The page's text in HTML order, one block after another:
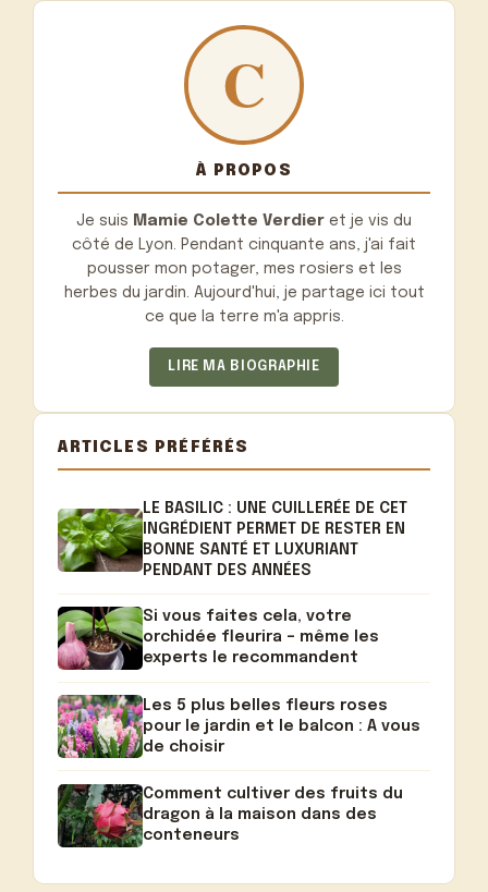
À PROPOS
Je suis Mamie Colette Verdier et je vis du
côté de Lyon. Pendant cinquante ans, j'ai fait
pousser mon potager, mes rosiers et les
herbes du jardin. Aujourd'hui, je partage ici tout
ce que la terre m'a appris.
LIRE MA BIOGRAPHIE
ARTICLES PRÉFÉRÉS
LE BASILIC : UNE CUILLERÉE DE CET
INGRÉDIENT PERMET DE RESTER EN
BONNE SANTÉ ET LUXURIANT
PENDANT DES ANNÉES
Si vous faites cela, votre
orchidée fleurira – même les
experts le recommandent
Les 5 plus belles fleurs roses
pour le jardin et le balcon : A vous
de choisir
Comment cultiver des fruits du
dragon à la maison dans des
conteneurs